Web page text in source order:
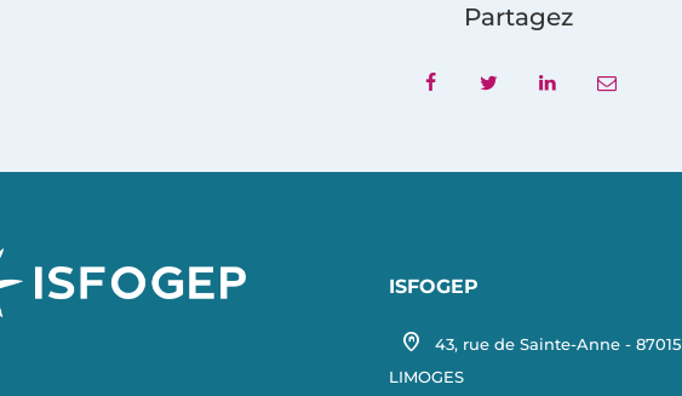
Partagez
ISFOGEP
home_pin
43, rue de Sainte-Anne - 87015
LIMOGES